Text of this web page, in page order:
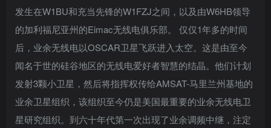
发生在W1BU和充当先锋的W1FZJ之间，以及由W6HB领导
的加利福尼亚州的Eimac无线电俱乐部。 仅仅1年多的时间
后，业余无线电以OSCAR卫星飞跃进入太空。这是由至今
闻名于世的硅谷地区的无线电爱好者智慧的结晶。他们计划
发射3颗小卫星，然后将指挥权传给AMSAT-马里兰州基地的
业余卫星组织，该组织至今仍是美国最重要的业余无线电卫
星研究组织。到六十年代第一次出现了业余调频中继，注定
登录
用户名/手机号/邮箱